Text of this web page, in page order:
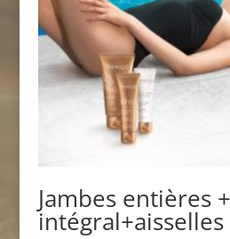
Jambes entières
intégral+aisselles